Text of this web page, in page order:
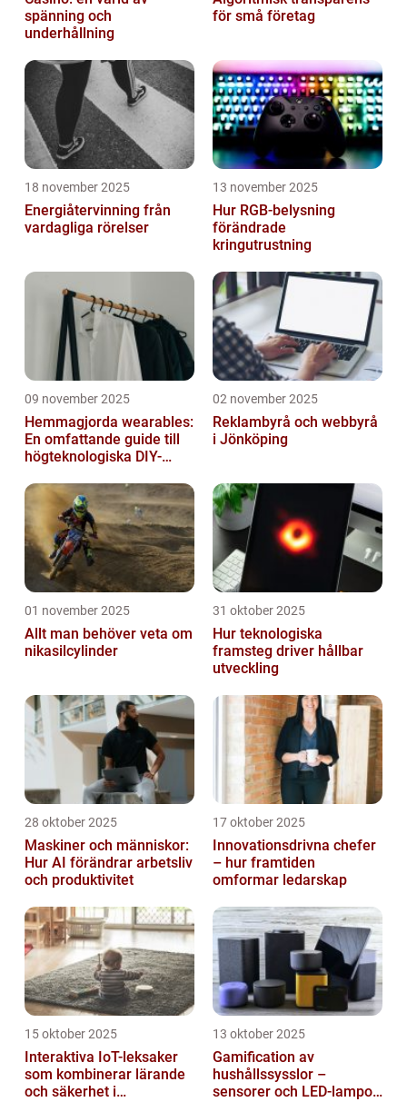
spänning och
underhållning
för små företag
18 november 2025
Energiåtervinning från
vardagliga rörelser
13 november 2025
Hur RGB-belysning
förändrade
kringutrustning
09 november 2025
Hemmagjorda wearables:
En omfattande guide till
högteknologiska DIY-
02 november 2025
Reklambyrå och webbyrå
i Jönköping
01 november 2025
Allt man behöver veta om
nikasilcylinder
31 oktober 2025
Hur teknologiska
framsteg driver hållbar
utveckling
28 oktober 2025
Maskiner och människor:
Hur AI förändrar arbetsliv
och produktivitet
17 oktober 2025
Innovationsdrivna chefer
– hur framtiden
omformar ledarskap
15 oktober 2025
Interaktiva IoT-leksaker
som kombinerar lärande
och säkerhet i
13 oktober 2025
Gamification av
hushållssysslor –
sensorer och LED-lampor